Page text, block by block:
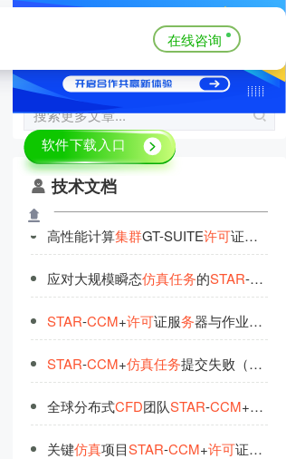
在线咨询
技术文档
高性能计算集群GT-SUITE许可证调
应对大规模瞬态仿真任务的STAR-CCM
STAR-CCM+许可证服务器与作业调
STAR-CCM+仿真任务提交失败（License Denied）高频问题排查手册
全球分布式CFD团队STAR-CCM+许
关键仿真项目STAR-CCM+许可证与HPC核心